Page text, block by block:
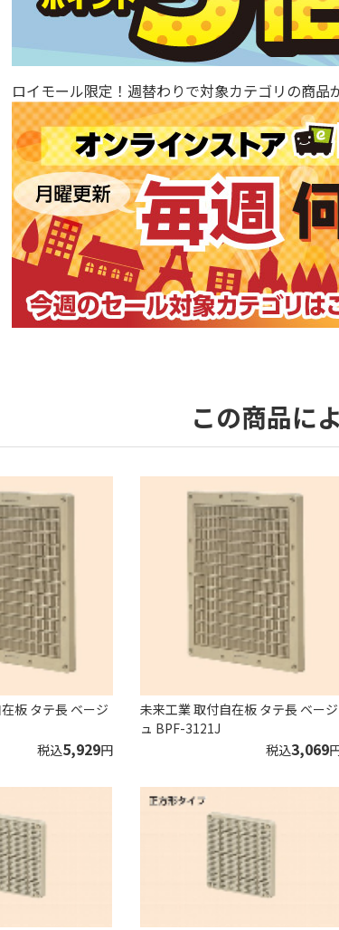
ロイモール限定！週替わりで対象カテゴリの商品
この商品に
板 タテ長 ベージ
税込5,929円
未来工業 取付自在板 タテ長 ベージ
ュ BPF-3121J
税込3,069